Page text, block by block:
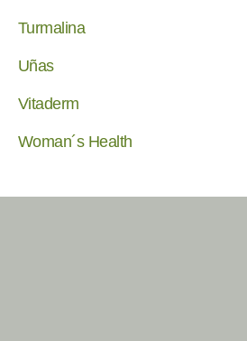
Turmalina
Uñas
Vitaderm
Woman´s Health